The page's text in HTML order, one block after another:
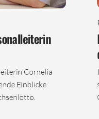
Cornelia
Einblicke